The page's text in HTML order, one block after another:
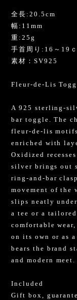
全長:20.5cm
幅:11mm
重:25g
手首周り:16～19
素材：SV925
Fleur-de-Lis
A 925 sterling-
bar toggle. The
fleur-de-lis
enriched with
Oxidized
silver brings out
ring-and-bar
movement of the
slips neatly
a tee or a
comfortable
on its own or as
bears the brand
and modern meet.
Included
Gift box,